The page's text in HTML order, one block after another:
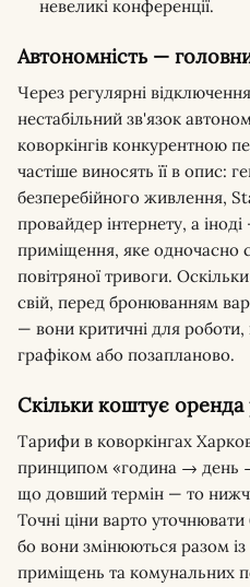
невеликі конференції.
Автономність —
Через регулярні
нестабільний зв'язок
коворкінгів конкурентною
частіше виносять її в опис:
безперебійного живлення,
провайдер інтернету, а
приміщення, яке одночасно
повітряної тривоги.
свій, перед бронюванням
— вони критичні для
графіком або позапланово.
Скільки коштує оренда
Тарифи в коворкінгах
принципом «година → день
що довший термін — то
Точні ціни варто
бо вони змінюються разом
приміщень та комунальних